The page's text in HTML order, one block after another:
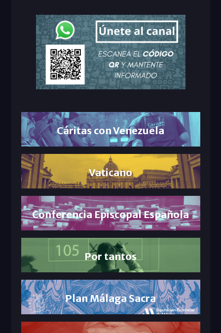
Cáritas con Venezuela
Vaticano
Conferencia Episcopal Española
Por tantos
Plan Málaga Sacra